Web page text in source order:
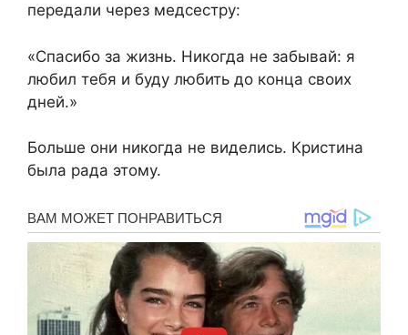
передали через медсестру:
«Спасибо за жизнь. Никогда не забывай: я
любил тебя и буду любить до конца своих
дней.»
Больше они никогда не виделись. Кристина
была рада этому.